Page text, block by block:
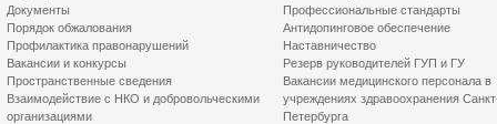
Документы
Порядок обжалования
Профилактика правонарушений
Вакансии и конкурсы
Пространственные сведения
Взаимодействие с НКО и добровольческими
организациями
Профессиональные стандарты
Антидопинговое обеспечение
Наставничество
Резерв руководителей ГУП и ГУ
Вакансии медицинского персонала в
учреждениях здравоохранения
Петербурга